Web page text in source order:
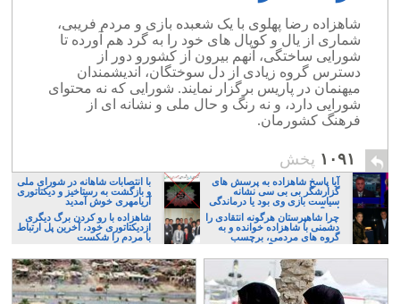
شاهزاده رضا پهلوی با یک شعبده بازی و مردم فریبی،
شماری از یال و کوپال های خود را به گرد هم آورده تا
شورایی ساختگی، آنهم بیرون از کشورو دور از
دسترس گروه زیادی از دل سوختگان، اندیشمندان
میهنمان در پاریس برگزار نمایند. شورایی که نه محتوای
شورایی دارد، و نه رنگ و حال ملی و نشانه ای از
فرهنگ کشورمان.
۱۰۹۱ پخش
آیا پاسخ شاهزاده به پرسش های
گزارشگر بی بی سی نشانه
سیاست بازی وی بود یا درماندگی
اش؟
با انتصابات شاهانه در شورای ملی
و بازگشت به رستاخیز و دیکتاتوری
آریامهری خوش آمدید
چرا شاهپرستان هرگونه انتقادی را
دشمنی با شاهزاده خوانده و به
گروه های مردمی، برچسب
مزدوری می زنند؟
شاهزاده با رو کردن برگ دیگری
ازدیکتاتوری خود، آخرین پل ارتباط
با مردم را شکست